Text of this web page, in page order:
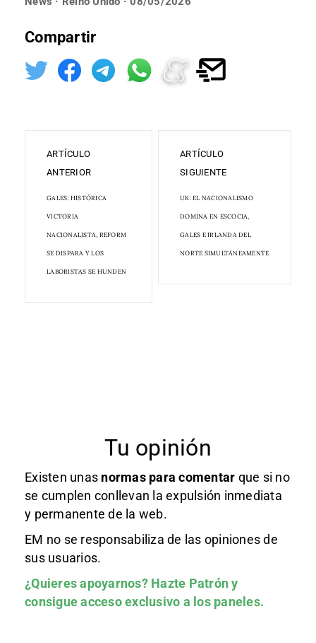
Compartir
ARTÍCULO
ANTERIOR
GALES: HISTÓRICA
VICTORIA
NACIONALISTA, REFORM
SE DISPARA Y LOS
LABORISTAS SE HUNDEN
ARTÍCULO
SIGUIENTE
UK: EL NACIONALISMO
DOMINA EN ESCOCIA,
GALES E IRLANDA DEL
NORTE SIMULTÁNEAMENTE
Tu opinión
Existen unas normas para comentar que si no
se cumplen conllevan la expulsión inmediata
y permanente de la web.
EM no se responsabiliza de las opiniones de
sus usuarios.
¿Quieres apoyarnos? Hazte Patróny
consigue acceso exclusivo a los paneles.